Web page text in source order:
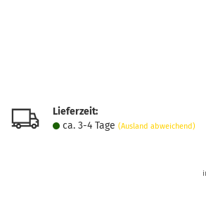
Lieferzeit:
ca. 3-4 Tage (Ausland abweichend)